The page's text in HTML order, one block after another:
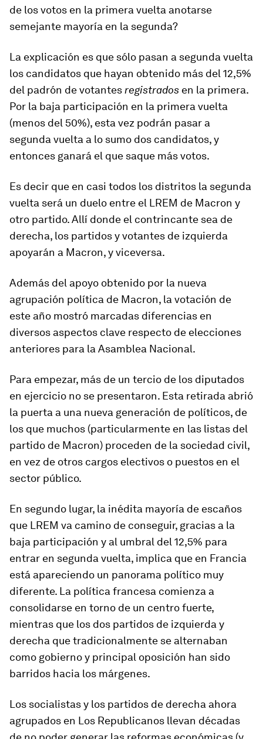
de los votos en la primera vuelta anotarse
semejante mayoría en la segunda?
La explicación es que sólo pasan a segunda vuelta
los candidatos que hayan obtenido más del 12,5%
del padrón de votantes registrados en la primera.
Por la baja participación en la primera vuelta
(menos del 50%), esta vez podrán pasar a
segunda vuelta a lo sumo dos candidatos, y
entonces ganará el que saque más votos.
Es decir que en casi todos los distritos la segunda
vuelta será un duelo entre el LREM de Macron y
otro partido. Allí donde el contrincante sea de
derecha, los partidos y votantes de izquierda
apoyarán a Macron, y viceversa.
Además del apoyo obtenido por la nueva
agrupación política de Macron, la votación de
este año mostró marcadas diferencias en
diversos aspectos clave respecto de elecciones
anteriores para la Asamblea Nacional.
Para empezar, más de un tercio de los diputados
en ejercicio no se presentaron. Esta retirada abrió
la puerta a una nueva generación de políticos, de
los que muchos (particularmente en las listas del
partido de Macron) proceden de la sociedad civil,
en vez de otros cargos electivos o puestos en el
sector público.
En segundo lugar, la inédita mayoría de escaños
que LREM va camino de conseguir, gracias a la
baja participación y al umbral del 12,5% para
entrar en segunda vuelta, implica que en Francia
está apareciendo un panorama político muy
diferente. La política francesa comienza a
consolidarse en torno de un centro fuerte,
mientras que los dos partidos de izquierda y
derecha que tradicionalmente se alternaban
como gobierno y principal oposición han sido
barridos hacia los márgenes.
Los socialistas y los partidos de derecha ahora
agrupados en Los Republicanos llevan décadas